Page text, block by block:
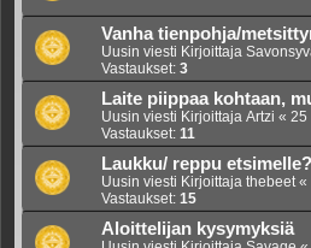
Vanha tienpohja/
Uusin viesti Kirjoittaja
Vastaukset: 3
Laite piippaa kohtaan,
Uusin viesti Kirjoittaja Artzi « 25
Vastaukset: 11
Laukku/ reppu etsimelle?
Uusin viesti Kirjoittaja thebeet«
Vastaukset: 15
Aloittelijan kysymyksiä